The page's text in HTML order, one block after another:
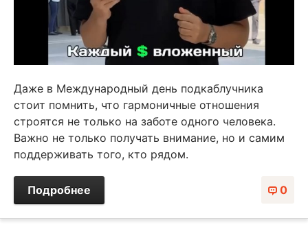
Даже в Международный день подкаблучника
стоит помнить, что гармоничные отношения
строятся не только на заботе одного человека.
Важно не только получать внимание, но и самим
поддерживать того, кто рядом.
0
Подробнее